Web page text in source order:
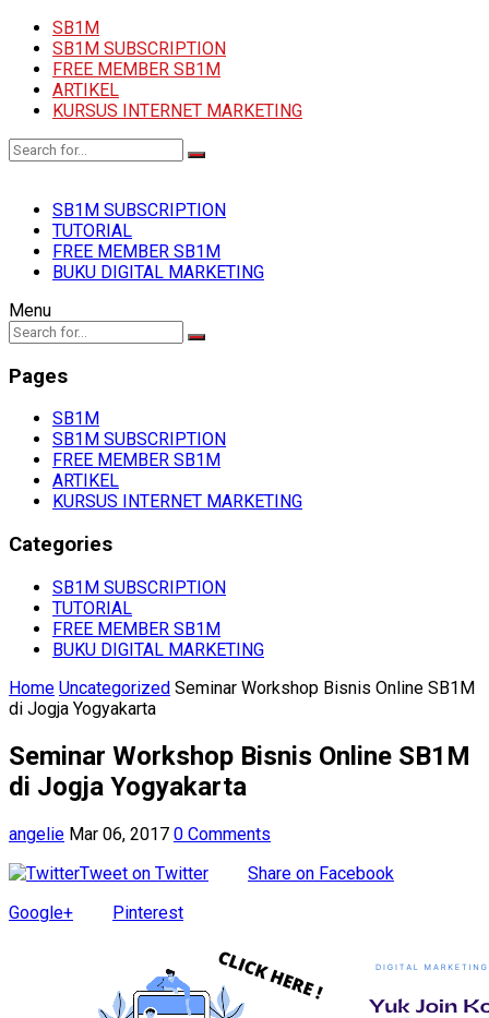
SB1M
SB1M SUBSCRIPTION
FREE MEMBER SB1M
ARTIKEL
KURSUS INTERNET MARKETING
SB1M SUBSCRIPTION
TUTORIAL
FREE MEMBER SB1M
BUKU DIGITAL MARKETING
Menu
Pages
SB1M
SB1M SUBSCRIPTION
FREE MEMBER SB1M
ARTIKEL
KURSUS INTERNET MARKETING
Categories
SB1M SUBSCRIPTION
TUTORIAL
FREE MEMBER SB1M
BUKU DIGITAL MARKETING
Home Uncategorized Seminar Workshop Bisnis Online SB1M
di Jogja Yogyakarta
Seminar Workshop Bisnis Online SB1M
di Jogja Yogyakarta
angelie Mar 06, 2017 0 Comments
Tweet on Twitter
Share on Facebook
Google+
Pinterest